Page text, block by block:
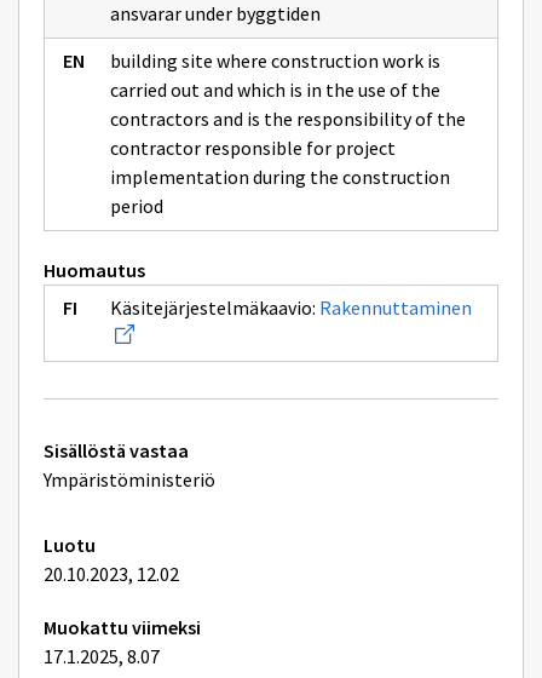
ansvarar under byggtiden
building site where construction work is
carried out and which is in the use of the
contractors and is the responsibility of the
contractor responsible for project
implementation during the construction
period
Huomautus
Käsitejärjestelmäkaavio: Rakennuttaminen
sivulle
Tekniset
lisätiedot
Sisällöstä vastaa
Ympäristöministeriö
Luotu
20.10.2023, 12.02
Muokattu viimeksi
17.1.2025, 8.07